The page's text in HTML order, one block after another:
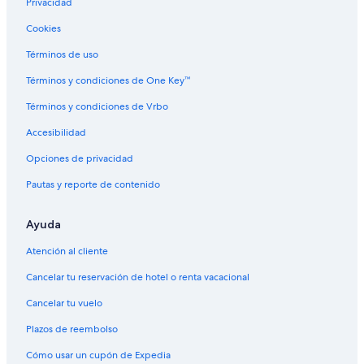
Renta de autos de Europcar en Oruro
Otras categorías de autos en Oruro
Renta de autos Compact en Oruro
Renta de autos Midsize en Oruro
Renta de autos Standard en Oruro
Renta de autos Fullsize en Oruro
Renta de autos Premium en Oruro
Renta de autos SUV en Oruro
Renta de autos Pickup en Oruro
Renta de autos Sportscar en Oruro
Cookies
Términos de uso
Términos y condiciones de One Key™
Términos y condiciones de Vrbo
Accesibilidad
Opciones de privacidad
Pautas y reporte de contenido
Ayuda
Atención al cliente
Cancelar tu reservación de hotel o renta vacacional
Cancelar tu vuelo
Plazos de reembolso
Cómo usar un cupón de Expedia